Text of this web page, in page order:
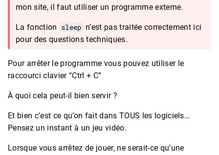
mon site, il faut utiliser un programme externe.
La fonction sleep n’est pas traitée correctement ici
pour des questions techniques.
Pour arrêter le programme vous pouvez utiliser le
raccourci clavier “Ctrl + C”
À quoi cela peut-il bien servir ?
Et bien c’est ce qu’on fait dans TOUS les logiciels…
Pensez un instant à un jeu vidéo.
Lorsque vous arrêtez de jouer, ne serait-ce qu’une